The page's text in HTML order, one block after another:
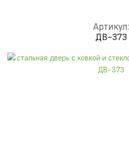
Артикул:
ДВ-373